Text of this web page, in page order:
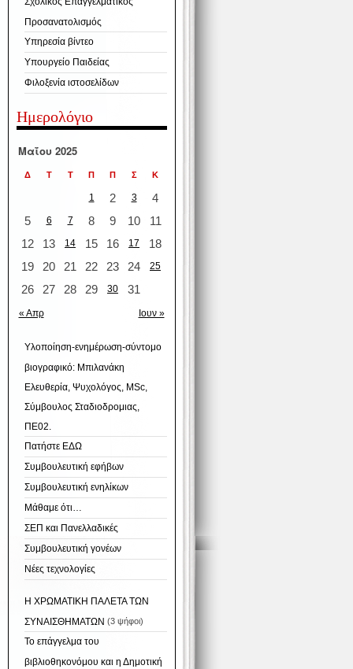
Προσανατολισμός
Υπηρεσία βίντεο
Υπουργείο Παιδείας
Φιλοξενία ιστοσελίδων
Ημερολόγιο
Μαΐου 2025
Δ Τ Τ Π Π Σ Κ
« Απρ Ιουν »
1 2 3
4
5
6 7 8 9 10
11
12
13 14 15 16 17
18
19
20 21 22 23 24 25
26 27 28 29 30 31
Υλοποίηση-ενημέρωση-σύντομο
βιογραφικό: Μπιλανάκη
Ελευθερία, Ψυχολόγος, ΜSc,
Σύμβουλος Σταδιοδρομιας,
ΠΕ02.
Πατήστε ΕΔΩ
Συμβουλευτική εφήβων
Συμβουλευτική ενηλίκων
Μάθαμε ότι…
ΣΕΠ και Πανελλαδικές
Συμβουλευτική γονέων
Νέες τεχνολογίες
Η ΧΡΩΜΑΤΙΚΗ ΠΑΛΕΤΑ ΤΩΝ
ΣΥΝΑΙΣΘΗΜΑΤΩΝ (3 ψήφοι)
Το επάγγελμα του
βιβλιοθηκονόμου και η Δημοτική